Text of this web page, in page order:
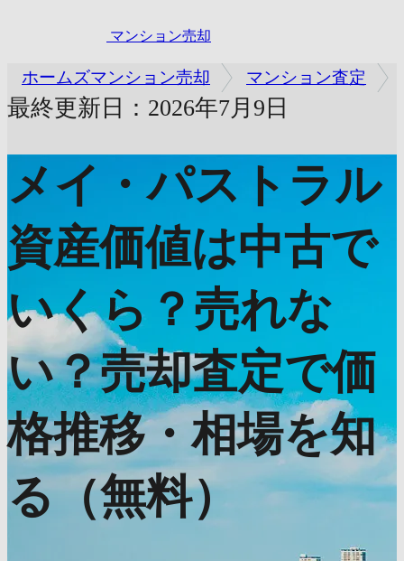
マンション売却
ホームズマンション売却 マンション査定
最終更新日：2026年7月9日
メイ・パストラル
資産価値は中古で
いくら？売れな
い？売却査定で価
格推移・相場を知
る（無料）